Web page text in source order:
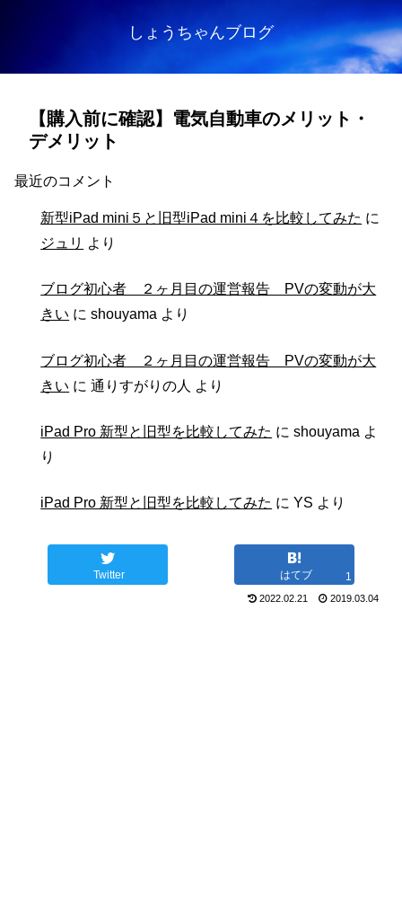
しょうちゃんブログ
【購入前に確認】電気自動車のメリット・
デメリット
最近のコメント
新型iPad mini５と旧型iPad mini４を比較してみた に
ジュリ より
ブログ初心者 ２ヶ月目の運営報告 PVの変動が大
きい にshouyama より
ブログ初心者 ２ヶ月目の運営報告 PVの変動が大
きい に通りすがりの人 より
iPad Pro 新型と旧型を比較してみた にshouyama よ
り
iPad Pro 新型と旧型を比較してみた にYS より
Twitter はてブ 1
2022.02.21 2019.03.04